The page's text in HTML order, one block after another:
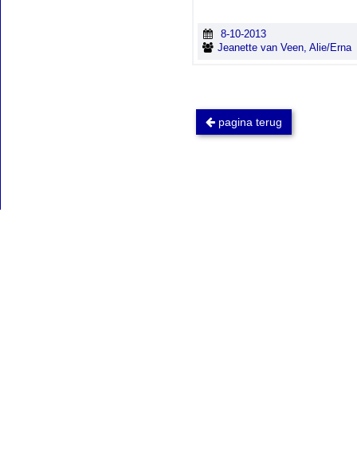
8-10-2013
Jeanette van Veen, Alie/Erna
pagina terug